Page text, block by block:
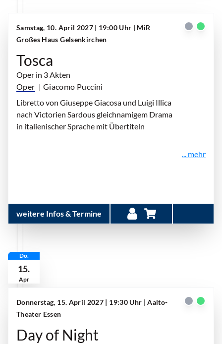
Samstag, 10. April 2027 | 19:00 Uhr | MiR
Großes Haus Gelsenkirchen
Tosca
Oper in 3 Akten
Oper | Giacomo Puccini
Libretto von Giuseppe Giacosa und Luigi Illica
nach Victorien Sardous gleichnamigem Drama
in italienischer Sprache mit Übertiteln
... mehr
weitere Infos & Termine
Do.
15.
Apr
Donnerstag, 15. April 2027 | 19:30 Uhr | Aalto-
Theater Essen
Day of Night